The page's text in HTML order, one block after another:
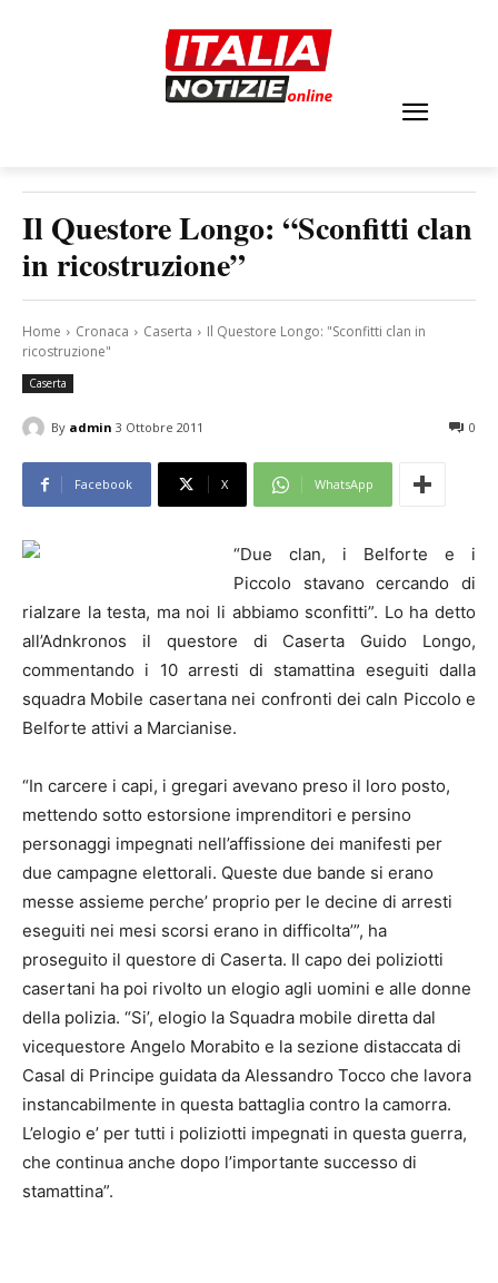
Il Questore Longo: “Sconfitti clan
in ricostruzione”
Home Cronaca Caserta
Il Questore Longo: "Sconfitti clan in
ricostruzione"
Caserta
By admin 3 Ottobre 2011 0
Facebook X WhatsApp
“Due clan, i Belforte e i
Piccolo stavano cercando di
rialzare la testa, ma noi li abbiamo sconfitti”. Lo ha detto
all’Adnkronos il questore di Caserta Guido Longo,
commentando i 10 arresti di stamattina eseguiti dalla
squadra Mobile casertana nei confronti dei caln Piccolo e
Belforte attivi a Marcianise.
“In carcere i capi, i gregari avevano preso il loro posto,
mettendo sotto estorsione imprenditori e persino
personaggi impegnati nell’affissione dei manifesti per
due campagne elettorali. Queste due bande si erano
messe assieme perche’ proprio per le decine di arresti
eseguiti nei mesi scorsi erano in difficolta’”, ha
proseguito il questore di Caserta. Il capo dei poliziotti
casertani ha poi rivolto un elogio agli uomini e alle donne
della polizia. “Si’, elogio la Squadra mobile diretta dal
vicequestore Angelo Morabito e la sezione distaccata di
Casal di Principe guidata da Alessandro Tocco che lavora
instancabilmente in questa battaglia contro la camorra.
L’elogio e’ per tutti i poliziotti impegnati in questa guerra,
che continua anche dopo l’importante successo di
stamattina”.